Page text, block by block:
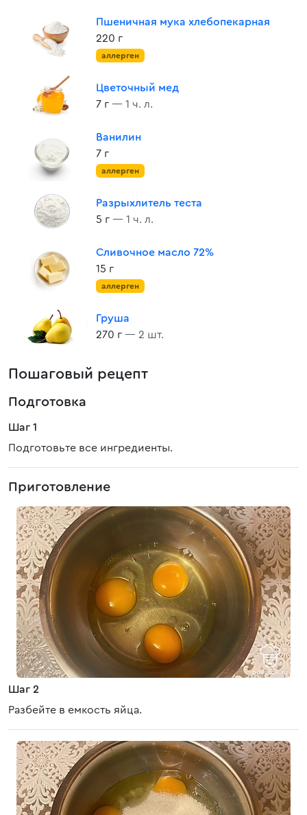
Пшеничная мука хлебопекарная
220 г
аллерген
Цветочный мед
7 г — 1 ч. л.
Ванилин
7 г
аллерген
Разрыхлитель теста
5 г — 1 ч. л.
Сливочное масло 72%
15 г
аллерген
Груша
270 г — 2 шт.
Пошаговый рецепт
Подготовка
Шаг 1
Подготовьте все ингредиенты.
Приготовление
Шаг 2
Разбейте в емкость яйца.